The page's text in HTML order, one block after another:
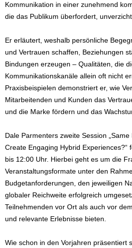
Kommunikation in einer zunehmend
die das Publikum überfordert,
Er erläutert, weshalb persönliche
und Vertrauen schaffen, Beziehungen
Bindungen erzeugen – Qualitäten, die
Kommunikationskanäle allein oft nicht
Praxisbeispielen demonstriert er, wie
Mitarbeitenden und Kunden das
und die Marke fördern und das
Dale Parmenters zweite Session
Create Engaging Hybrid Experiences?“
bis 12:00 Uhr. Hierbei geht es um die
Veranstaltungsformate unter den
Budgetanforderungen, den jeweiligen
globaler Reichweite erfolgreich
Teilnehmenden vor Ort als auch vor
und relevante Erlebnisse bieten.
Wie schon in den Vorjahren präsentiert